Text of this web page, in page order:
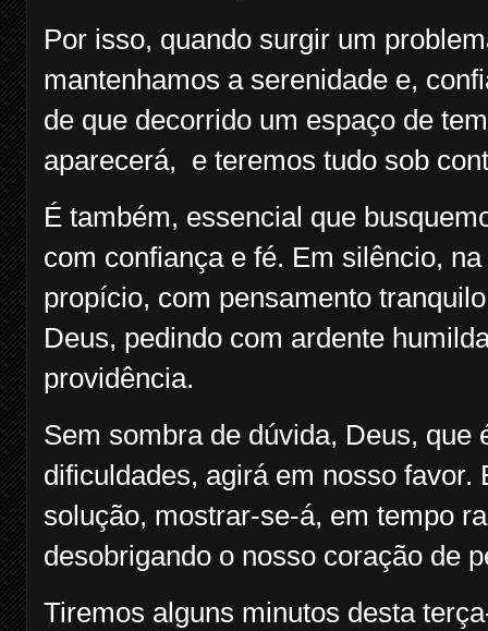
Por isso, quando surgir um
mantenhamos a serenidade e,
de que decorrido um espaço de
aparecerá, e teremos tudo sob
É também, essencial que
com confiança e fé. Em silêncio,
propício, com pensamento
Deus, pedindo com ardente
providência.
Sem sombra de dúvida, Deus, que
dificuldades, agirá em nosso
solução, mostrar-se-á, em tempo
desobrigando o nosso coração de
Tiremos alguns minutos desta